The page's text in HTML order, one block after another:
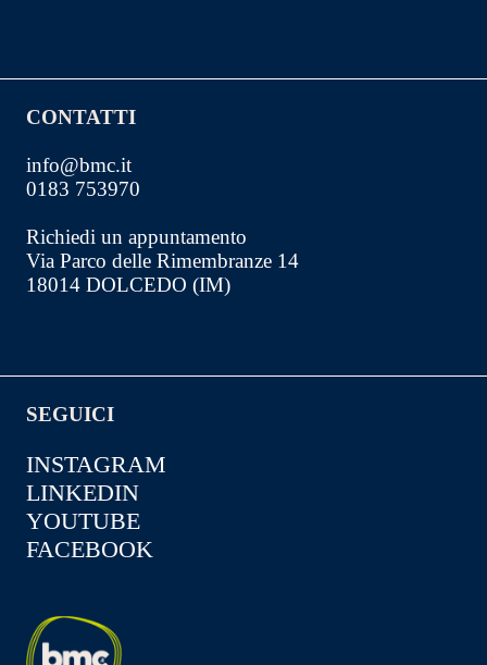
CONTATTI
info@bmc.it
0183 753970
Richiedi un appuntamento
Via Parco delle Rimembranze 14
18014 DOLCEDO (IM)
SEGUICI
INSTAGRAM
LINKEDIN
YOUTUBE
FACEBOOK